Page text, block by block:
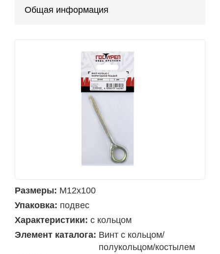
Общая информация
Размеры: М12х100
Упаковка: подвес
Характеристики: с кольцом
Элемент каталога: Винт с кольцом/
полукольцом/костылем